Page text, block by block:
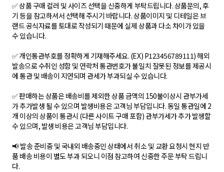
✅ 상품 구매 컬러 및 사이즈 선택을 신중하게 부탁드립니다. 상품문의, 후
기 등을 참고하셔서 선택해 주시기 바랍니다. 상품이미지 및 디테일은 브
랜드 공식자료를 토대로 작성되기 때문에 실제 상품과 다소 차이가 있을
수 있습니다.
✅ 개인통관부호를 정확하게 기재해주세요. (EX) P123456789111) 해외
발송으로 수취인 성함 및 연락처 통관번호가 불일치 잘못된 정보를 제공시
에 통관 및 배송이 지연되며 관세가 부과되실 수 있습니다.
✅ 판매하는 상품은 배송비를 제외한 상품 금액의 150불이상시 관부가세
가 추가발생 될 수 있으며 발생비용은 고객님 부담입니다. 동일 통관일에 2
개 이상의 상품이 통관시 (다른 사이트 구매 포함) 관부가세가 추가 발생할
수 있으며, 발생 비용은 고객님 부담입니다.
📢 발송 준비중 및 국내외 배송중인 상태에서 취소 및 교환 요청시 현지 반
품 배송 비용이 별도 부과 되오니 이점 참고하여 신중한 주문 부탁 드립니
다.